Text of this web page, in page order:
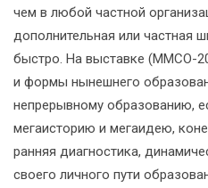
чем в любой частной
дополнительная или частная
быстро. На выставке (ММСО-
и формы нынешнего
непрерывному образованию,
мегаисторию и мегаидею,
ранняя диагностика,
своего личного пути